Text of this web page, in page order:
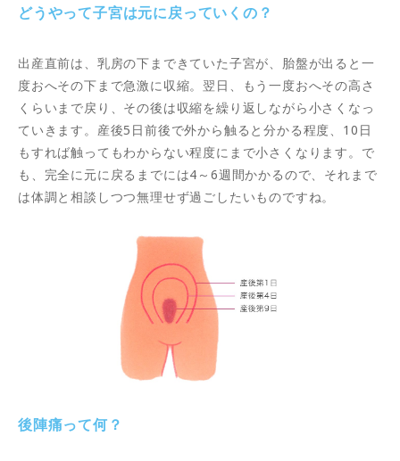
どうやって子宮は元に戻っていくの？
出産直前は、乳房の下まできていた子宮が、胎盤が出ると一
度おへその下まで急激に収縮。翌日、もう一度おへその高さ
くらいまで戻り、その後は収縮を繰り返しながら小さくなっ
ていきます。産後5日前後で外から触ると分かる程度、10日
もすれば触ってもわからない程度にまで小さくなります。で
も、完全に元に戻るまでには4～6週間かかるので、それまで
は体調と相談しつつ無理せず過ごしたいものですね。
後陣痛って何？